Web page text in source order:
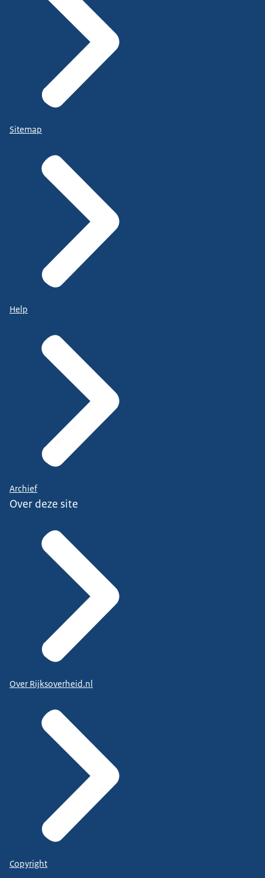
Sitemap
Help
Archief
Over deze site
Over Rijksoverheid.nl
Copyright